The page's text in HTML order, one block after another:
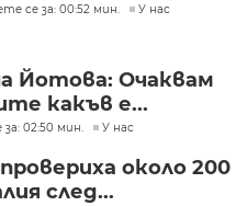
се за: 00:52 мин. У нас
Йотова: Очаквам
какъв е...
02:50 мин. У нас
около 200
след...